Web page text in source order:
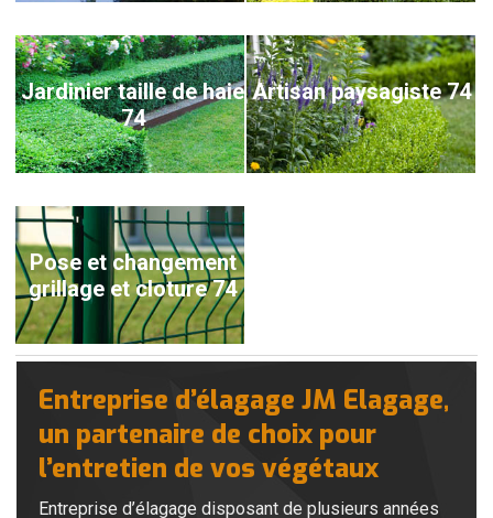
Jardinier taille de haie
74
Artisan paysagiste 74
Pose et changement
grillage et cloture 74
Entreprise d’élagage JM Elagage,
un partenaire de choix pour
l’entretien de vos végétaux
Entreprise d’élagage disposant de plusieurs années